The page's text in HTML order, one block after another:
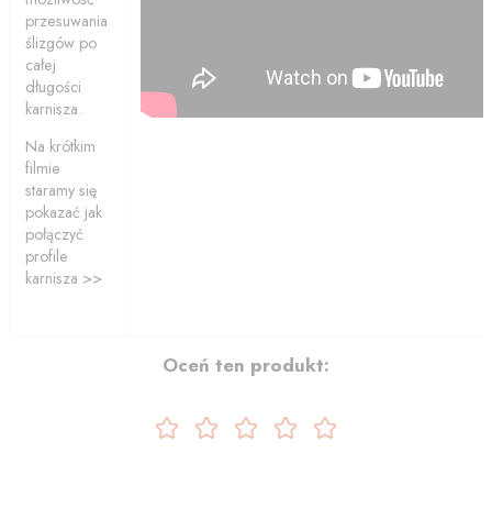
przesuwania
ślizgów po
całej
długości
karnisza.
Na krótkim
filmie
staramy się
pokazać jak
połączyć
profile
karnisza >>
Oceń ten produkt: